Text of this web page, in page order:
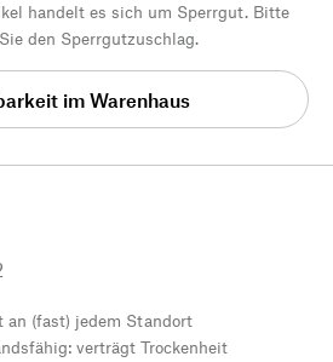
handelt es sich um Sperrgut. Bitte
den Sperrgutzuschlag.
im Warenhaus
an (fast) jedem Standort
verträgt Trockenheit